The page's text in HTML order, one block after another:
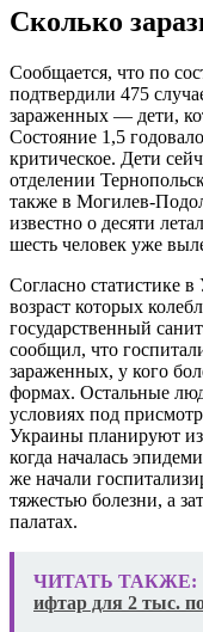
Сколько
Сообщается, что по
подтвердили 475
зараженных — дети,
Состояние 1,5
критическое. Дети
отделении
также в Могилев-
известно о десяти
шесть человек уже
Согласно статистике
возраст которых
государственный
сообщил, что
зараженных, у кого
формах. Остальные
условиях под
Украины планируют
когда началась
же начали
тяжестью болезни, а
палатах.
ЧИТАТЬ ТАКЖЕ:
ифтар для 2 тыс.